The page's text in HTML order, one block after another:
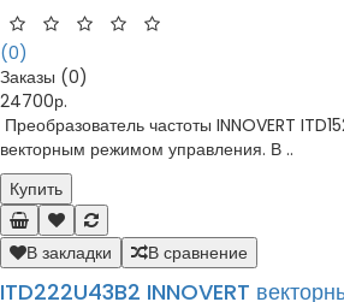
(0)
Заказы (0)
24700р.
Преобразователь частоты INNOVERT
векторным режимом управления. В ..
Купить
В закладки В сравнение
ITD222U43B2 INNOVERT